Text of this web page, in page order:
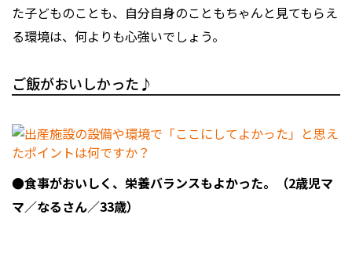
た子どものことも、自分自身のこともちゃんと見てもらえ
る環境は、何よりも心強いでしょう。
ご飯がおいしかった♪
●食事がおいしく、栄養バランスもよかった。（2歳児マ
マ／なるさん／33歳）